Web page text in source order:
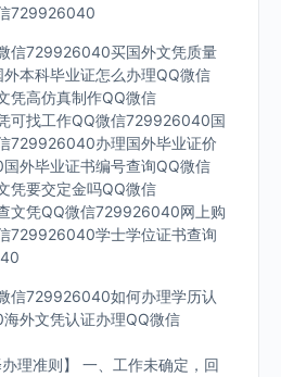
729926040
信729926040买国外文凭质量
本科毕业证怎么办理QQ微信
凭高仿真制作QQ微信
可找工作QQ微信729926040国
729926040办理国外毕业证价
外毕业证书编号查询QQ微信
凭要交定金吗QQ微信
文凭QQ微信729926040网上购
729926040学士学位证书查询
信729926040如何办理学历认
外文凭认证办理QQ微信
理准则】 一、工作未确定，回